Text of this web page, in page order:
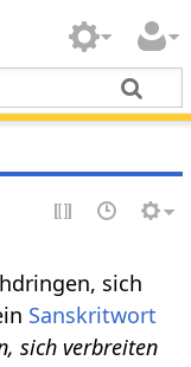
sich
Sanskritwort
sich verbreiten